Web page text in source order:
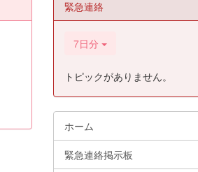
緊急連絡
7日分
トピックがありません。
ホーム
緊急連絡掲示板